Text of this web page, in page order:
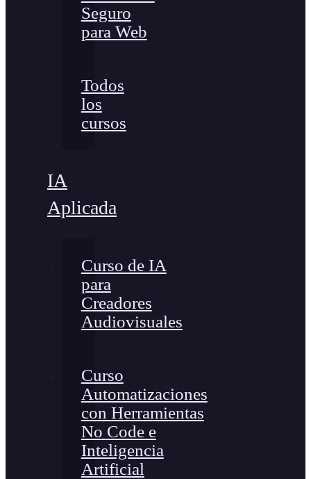
Seguro
para Web
Todos
los
cursos
IA
Aplicada
Curso de IA
para
Creadores
Audiovisuales
Curso
Automatizaciones
con Herramientas
No Code e
Inteligencia
Artificial